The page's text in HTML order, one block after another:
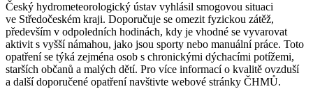
Český hydrometeorologický ústav vyhlásil smogovou situaci
ve Středočeském kraji. Doporučuje se omezit fyzickou zátěž,
především v odpoledních hodinách, kdy je vhodné se vyvarovat
aktivit s vyšší námahou, jako jsou sporty nebo manuální práce. Toto
opatření se týká zejména osob s chronickými dýchacími potížemi,
starších občanů a malých dětí. Pro více informací o kvalitě ovzduší
a další doporučené opatření navštivte webové stránky ČHMŮ.